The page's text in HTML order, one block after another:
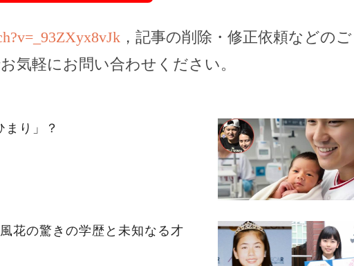
，記事の削除・修正依頼などのご
気軽にお問い合わせください。
り」？
花の驚きの学歴と未知なる才